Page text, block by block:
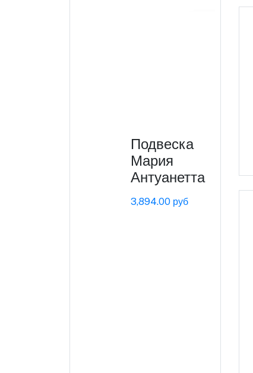
Подвеска
Мария
Антуанетта
3,894.00 руб